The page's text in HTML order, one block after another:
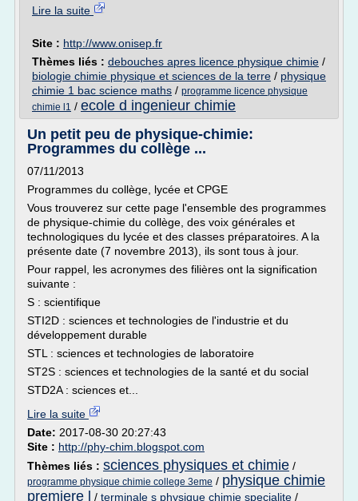
Lire la suite
Site : http://www.onisep.fr
Thèmes liés : debouches apres licence physique chimie /
biologie chimie physique et sciences de la terre / physique
chimie 1 bac science maths / programme licence physique
chimie l1 / ecole d ingenieur chimie
Un petit peu de physique-chimie:
Programmes du collège ...
07/11/2013
Programmes du collège, lycée et CPGE
Vous trouverez sur cette page l'ensemble des programmes
de physique-chimie du collège, des voix générales et
technologiques du lycée et des classes préparatoires. A la
présente date (7 novembre 2013), ils sont tous à jour.
Pour rappel, les acronymes des filières ont la signification
suivante :
S : scientifique
STI2D : sciences et technologies de l'industrie et du
développement durable
STL : sciences et technologies de laboratoire
ST2S : sciences et technologies de la santé et du social
STD2A : sciences et...
Lire la suite
Date: 2017-08-30 20:27:43
Site : http://phy-chim.blogspot.com
Thèmes liés : sciences physiques et chimie /
programme physique chimie college 3eme / physique chimie
premiere l
/ terminale s physique chimie specialite /